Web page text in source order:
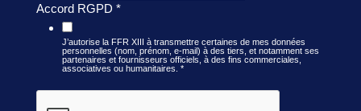
Accord RGPD *
J’autorise la FFR XIII à transmettre certaines de mes données
personnelles (nom, prénom, e-mail) à des tiers, et notamment ses
partenaires et fournisseurs officiels, à des fins commerciales,
associatives ou humanitaires. *